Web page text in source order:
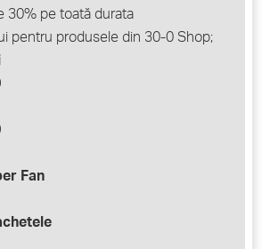
30% pe toată durata
pentru produsele din 30-0 Shop;
Fan